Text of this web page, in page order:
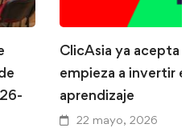
ClicAsia ya acepta
empieza a invertir
aprendizaje
22 mayo, 2026